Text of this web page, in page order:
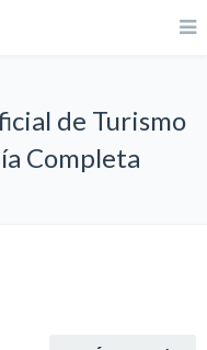
de Turismo
Completa